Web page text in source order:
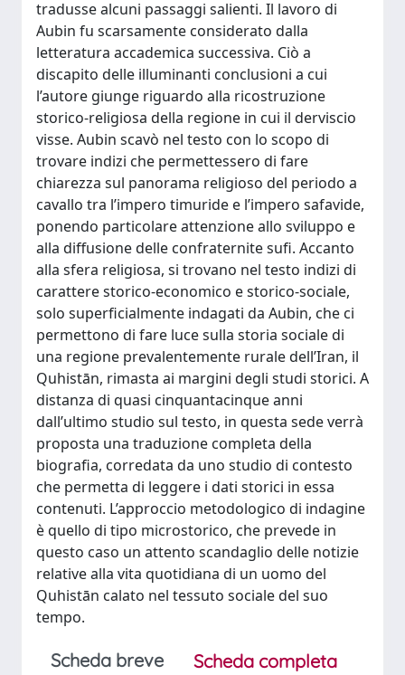
tradusse alcuni passaggi salienti. Il lavoro di
Aubin fu scarsamente considerato dalla
letteratura accademica successiva. Ciò a
discapito delle illuminanti conclusioni a cui
l’autore giunge riguardo alla ricostruzione
storico-religiosa della regione in cui il derviscio
visse. Aubin scavò nel testo con lo scopo di
trovare indizi che permettessero di fare
chiarezza sul panorama religioso del periodo a
cavallo tra l’impero timuride e l’impero safavide,
ponendo particolare attenzione allo sviluppo e
alla diffusione delle confraternite sufi. Accanto
alla sfera religiosa, si trovano nel testo indizi di
carattere storico-economico e storico-sociale,
solo superficialmente indagati da Aubin, che ci
permettono di fare luce sulla storia sociale di
una regione prevalentemente rurale dell’Iran, il
Quhistān, rimasta ai margini degli studi storici. A
distanza di quasi cinquantacinque anni
dall’ultimo studio sul testo, in questa sede verrà
proposta una traduzione completa della
biografia, corredata da uno studio di contesto
che permetta di leggere i dati storici in essa
contenuti. L’approccio metodologico di indagine
è quello di tipo microstorico, che prevede in
questo caso un attento scandaglio delle notizie
relative alla vita quotidiana di un uomo del
Quhistān calato nel tessuto sociale del suo
tempo.
Scheda breve
Scheda completa